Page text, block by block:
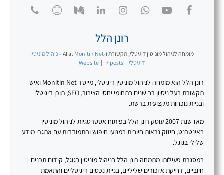
רונן הלל
מומחה לניהול מוניטין דיגיטלי, תקשורת ו-AI at
Monitin Net – ניהול מוניטין
דיגיטלי |
Website | + posts
רונן הלל הוא מומחה לניהול מוניטין דיגיטלי, מייסד Monitin Net ואיש
תקשורת בעל ניסיון רב שנים בתחומי יחסי הציבור, SEO, תוכן דיגיטלי
ובניית נוכחות מקצועית ברשת.
מאז שנת 2007 עוסק רונן הלל בפיתוח אסטרטגיות לניהול מוניטין
באינטרנט, חיזוק נראות חיובית במנועי חיפוש והתמודדות עם אתגרי מידע
שלילי בגוגל.
במסגרת פעילותו מתמחה רונן הלל בניהול מוניטין בגוגל, קידום תכנים
חיוביים, דחיקת אזכורים שליליים, בניית נכסים דיגיטליים והתאמת